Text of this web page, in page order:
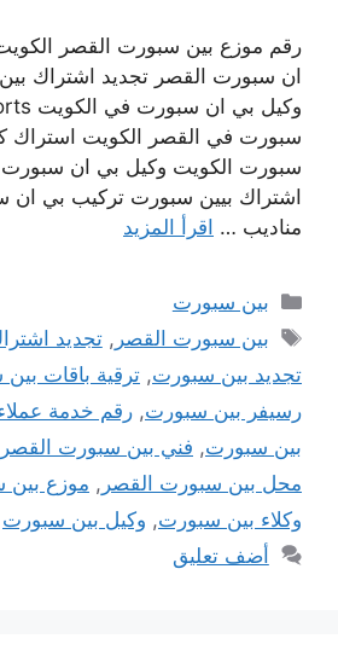
رقم موزع بين سبورت القصر
ان سبورت القصر تجديد اشتراك
سبورت في القصر الكويت استراك
سبورت الكويت وكيل بي ان سبورت
اشتراك بيين سبورت تركيب بي ان
مناديب … اقرأ المزيد
التصنيفات
بين سبورت
الوسوم
بين سبورت القصر ,تجديد
تجديد بين سبورت, ترقية باقات
رسيفر بين سبورت, رقم خدمة
بين سبورت, فني بين سبورت القصر
محل بين سبورت القصر , موزع بين
وكلاء بين سبورت, وكيل بين سبورت
أضف تعليق